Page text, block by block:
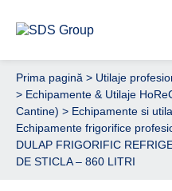
Prima pagină > Utilaje
> Echipamente & Utilaje
Cantine) > Echipamente si
Echipamente frigorifice
DULAP FRIGORIFIC
DE STICLA – 860 LITRI